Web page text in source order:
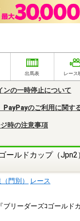
出馬表 レース
ンの一時停止について
PayPayのご利用に関す
時の注意事項
ールドカップ（Jpn2
門別） レース
リーダーズｺゴールド